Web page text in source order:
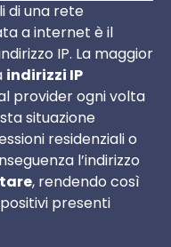
di una rete
a internet è il
IP. La maggior
indirizzi IP
provider ogni volta
situazione
residenziali o
l’indirizzo
, rendendo così
presenti